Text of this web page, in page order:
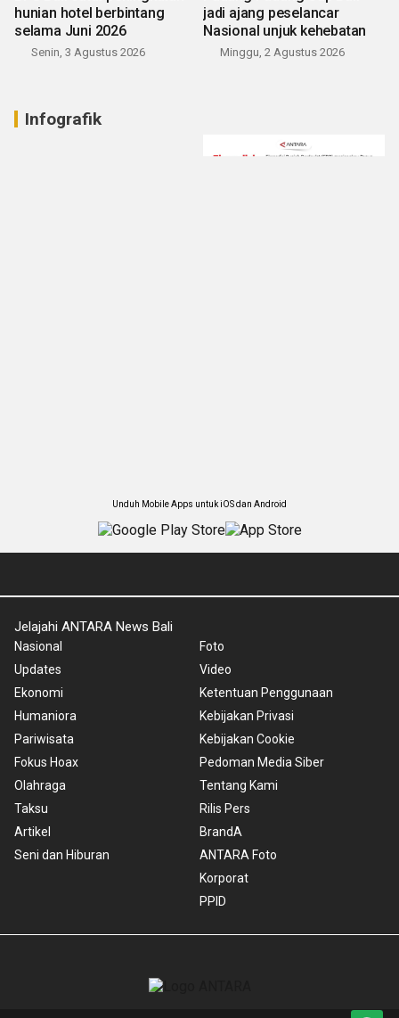
hunian hotel berbintang
selama Juni 2026
Senin, 3 Agustus 2026
jadi ajang peselancar
Nasional unjuk kehebatan
Minggu, 2 Agustus 2026
Infografik
Unduh Mobile Apps untuk iOS dan Android
Jelajahi ANTARA News Bali
Nasional
Updates
Ekonomi
Humaniora
Pariwisata
Fokus Hoax
Olahraga
Taksu
Artikel
Seni dan Hiburan
Foto
Video
Ketentuan Penggunaan
Kebijakan Privasi
Kebijakan Cookie
Pedoman Media Siber
Tentang Kami
Rilis Pers
BrandA
ANTARA Foto
Korporat
PPID